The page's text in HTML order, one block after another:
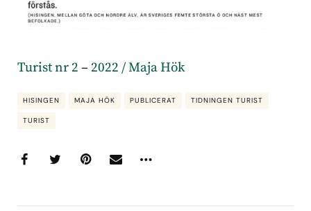
Turist nr 2 – 2022 / Maja Hök
HISINGEN MAJA HÖK PUBLICERAT TIDNINGEN TURIST
TURIST